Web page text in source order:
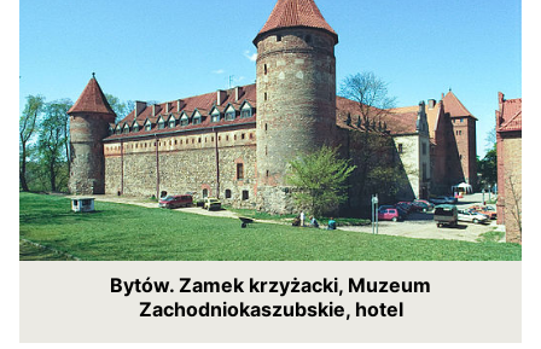
Bytów. Zamek krzyżacki, Muzeum
Zachodniokaszubskie, hotel